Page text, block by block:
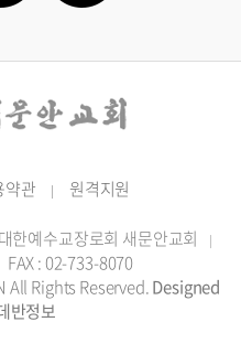
약관 | 원격지원
한예수교장로회 새문안교회 |
FAX : 02-733-8070
All Rights Reserved.Designed
반정보